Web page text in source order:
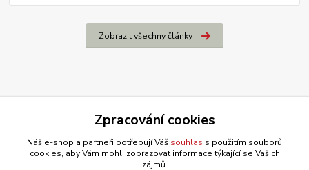
Zobrazit všechny články
Zpracování cookies
Náš e-shop a partneři potřebují Váš souhlas s použitím souborů
cookies, aby Vám mohli zobrazovat informace týkající se Vašich
zájmů.